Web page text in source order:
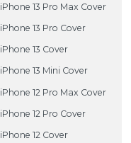
iPhone 13 Pro Max Cover
iPhone 13 Pro Cover
iPhone 13 Cover
iPhone 13 Mini Cover
iPhone 12 Pro Max Cover
iPhone 12 Pro Cover
iPhone 12 Cover